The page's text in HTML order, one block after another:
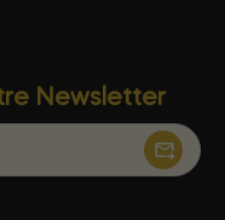
Newsletter